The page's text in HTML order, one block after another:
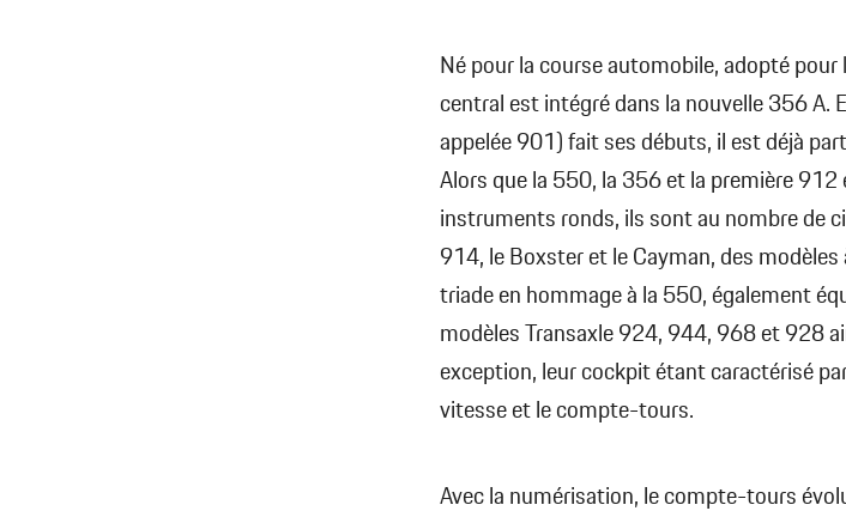
Né pour la course automobile, adopté
central est intégré dans la nouvelle 356 A.
appelée 901) fait ses débuts, il est déjà
Alors que la 550, la 356 et la première
instruments ronds, ils sont au nombre de
914, le Boxster et le Cayman, des
triade en hommage à la 550, également
modèles Transaxle 924, 944, 968 et 928
exception, leur cockpit étant caractérisé
vitesse et le compte-tours.
Avec la numérisation, le compte-tours